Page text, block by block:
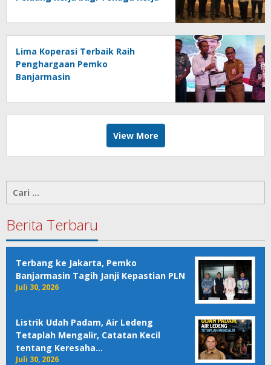
Lima Koperasi Terbaik Raih
Penghargaan Pemko
Banjarmasin
View More
Cari
untuk:
Berita Terbaru
Terbang ke Jakarta, Pemko
Banjarmasin Tagih Janji Kepastian PLN
Juli 30, 2026
Listrik Udah Padam, Air Ledeng
Tetaplah Mengalir, Catatan Kecil
tentang Keresaha…
Juli 30, 2026